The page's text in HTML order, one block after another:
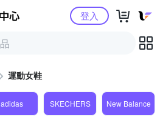
Yahoo購物中心登入
運動女鞋
adidas SKECHERS New Balance